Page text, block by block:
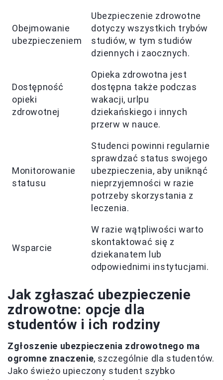
Obejmowanie
ubezpieczeniem
Ubezpieczenie zdrowotne
dotyczy wszystkich trybów
studiów, w tym studiów
dziennych i zaocznych.
Dostępność
opieki
zdrowotnej
Opieka zdrowotna jest
dostępna także podczas
wakacji, urlpu
dziekańskiego i innych
przerw w nauce.
Monitorowanie
statusu
Studenci powinni regularnie
sprawdzać status swojego
ubezpieczenia, aby uniknąć
nieprzyjemności w razie
potrzeby skorzystania z
leczenia.
Wsparcie
W razie wątpliwości warto
skontaktować się z
dziekanatem lub
odpowiednimi instytucjami.
Jak zgłaszać ubezpieczenie
zdrowotne: opcje dla
studentów i ich rodziny
Zgłoszenie ubezpieczenia zdrowotnego ma
ogromne znaczenie, szczególnie dla studentów.
Jako świeżo upieczony student szybko